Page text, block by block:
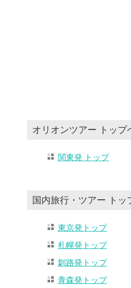
オリオンツアー トップ
関東発 トップ
国内旅行・ツアー トッ
東京発トップ
札幌発トップ
釧路発トップ
青森発トップ